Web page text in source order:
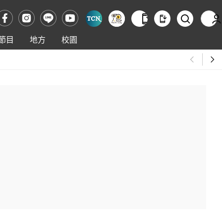
目 地方
校園